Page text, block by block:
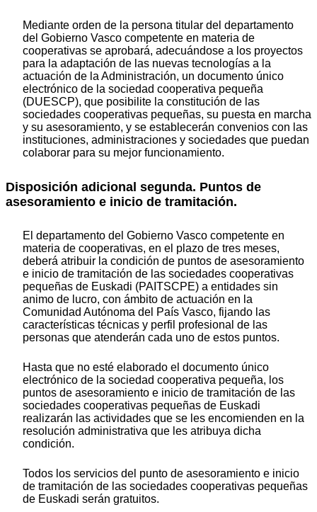
Mediante orden de la persona titular del departamento
del Gobierno Vasco competente en materia de
cooperativas se aprobará, adecuándose a los proyectos
para la adaptación de las nuevas tecnologías a la
actuación de la Administración, un documento único
electrónico de la sociedad cooperativa pequeña
(DUESCP), que posibilite la constitución de las
sociedades cooperativas pequeñas, su puesta en marcha
y su asesoramiento, y se establecerán convenios con las
instituciones, administraciones y sociedades que puedan
colaborar para su mejor funcionamiento.
Disposición adicional segunda. Puntos de
asesoramiento e inicio de tramitación.
El departamento del Gobierno Vasco competente en
materia de cooperativas, en el plazo de tres meses,
deberá atribuir la condición de puntos de asesoramiento
e inicio de tramitación de las sociedades cooperativas
pequeñas de Euskadi (PAITSCPE) a entidades sin
animo de lucro, con ámbito de actuación en la
Comunidad Autónoma del País Vasco, fijando las
características técnicas y perfil profesional de las
personas que atenderán cada uno de estos puntos.
Hasta que no esté elaborado el documento único
electrónico de la sociedad cooperativa pequeña, los
puntos de asesoramiento e inicio de tramitación de las
sociedades cooperativas pequeñas de Euskadi
realizarán las actividades que se les encomienden en la
resolución administrativa que les atribuya dicha
condición.
Todos los servicios del punto de asesoramiento e inicio
de tramitación de las sociedades cooperativas pequeñas
de Euskadi serán gratuitos.